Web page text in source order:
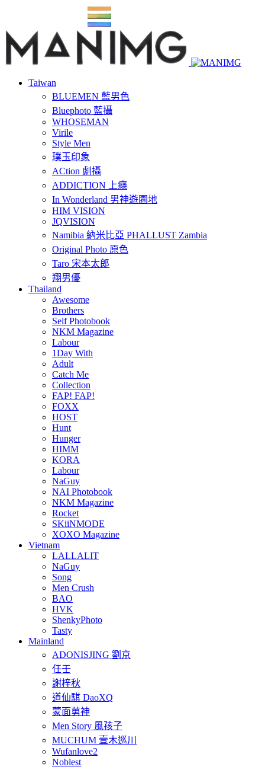
Taiwan
BLUEMEN 藍男色
Bluephoto 藍攝
WHOSEMAN
Virile
Style Men
璞玉印象
ACtion 劇攝
ADDICTION 上癮
In Wonderland 男神遊園地
HIM VISION
JQVISION
Namibia 納米比亞 PHALLUST Zambia
Original Photo 原色
Taro 宋本太郎
翔男優
Thailand
Awesome
Brothers
Self Photobook
NKM Magazine
Labour
1Day With
Adult
Catch Me
Collection
FAP! FAP!
FOXX
HOST
Hunt
Hunger
HIMM
KORA
Labour
NaGuy
NAI Photobook
NKM Magazine
Rocket
SKiiNMODE
XOXO Magazine
Vietnam
LALLALIT
NaGuy
Song
Men Crush
BAO
HVK
ShenkyPhoto
Tasty
Mainland
ADONISJING 劉京
任壬
謝梓秋
道仙騏 DaoXQ
蒙面莮神
Men Story 風孩子
MUCHUM 壹木巡川
Wufanlove2
Noblest